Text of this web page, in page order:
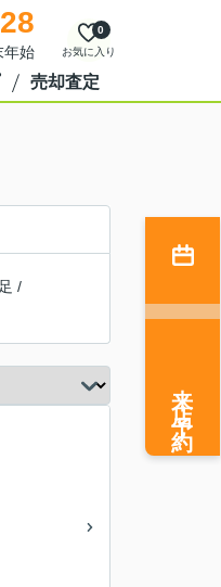
始 お気に入り
0
売却査定
/
来店予約